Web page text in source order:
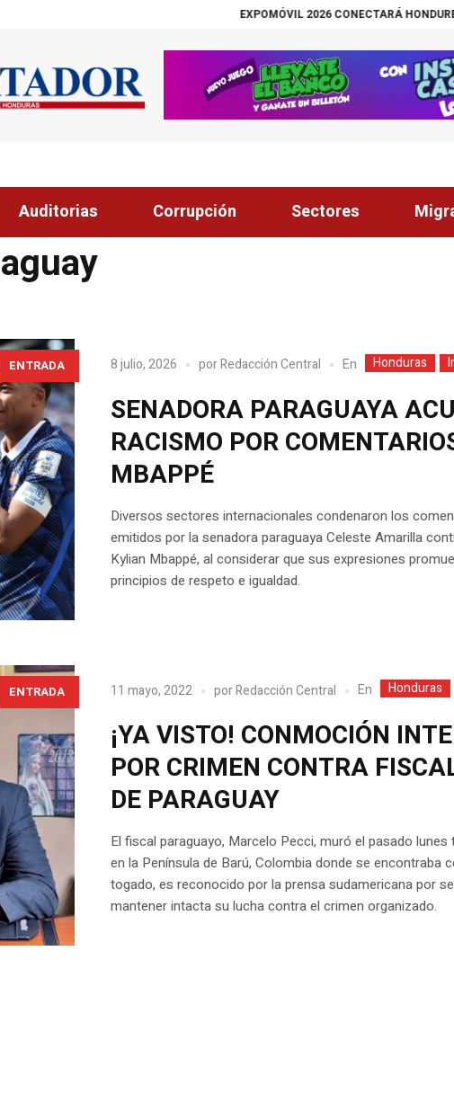
EXPOMÓVIL 2026 CONECTARÁ HONDUREÑOS
Auditorias Corrupción Sectores
ENTRADA 8 julio, 2026 porRedacción Central En Honduras
SENADORA PARAGUAYA
RACISMO POR
MBAPPÉ
Diversos sectores internacionales condenaron los
emitidos por la senadora paraguaya Celeste Amarilla
Kylian Mbappé, al considerar que sus expresiones
principios de respeto e igualdad.
ENTRADA 11 mayo, 2022 porRedacción Central En Honduras
¡YA VISTO! CONMOCIÓN
POR CRIMEN CONTRA
DE PARAGUAY
El fiscal paraguayo, Marcelo Pecci, muró el pasado
en la Península de Barú, Colombia donde se encontraba
togado, es reconocido por la prensa sudamericana por
mantener intacta su lucha contra el crimen organizado.